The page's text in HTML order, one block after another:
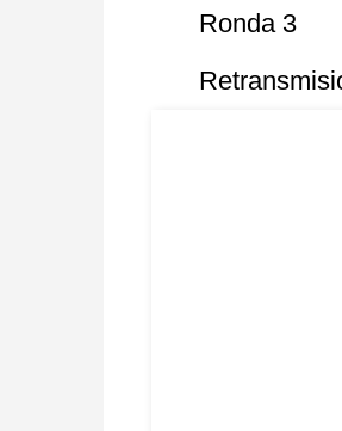
Ronda 3